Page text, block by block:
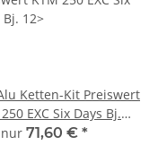
Ketten-Kit Preiswert
EXC Six Days Bj.
71,60 € *